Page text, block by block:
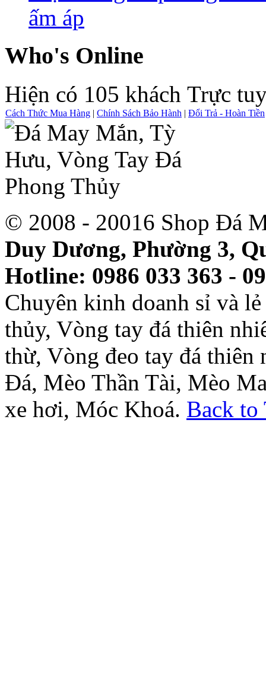
ấm áp
Who's Online
Hiện có 105 khách Trực
Cách Thức Mua Hàng | Chính Sách Bảo Hành | Đổi Trả - Hoàn Tiền
© 2008 - 20016 Shop Đá
Duy Dương, Phường 3,
Hotline: 0986 033 363 -
Chuyên kinh doanh sỉ và
thủy, Vòng tay đá thiên
thừ, Vòng đeo tay đá thiên
Đá, Mèo Thần Tài, Mèo
xe hơi, Móc Khoá. Back to